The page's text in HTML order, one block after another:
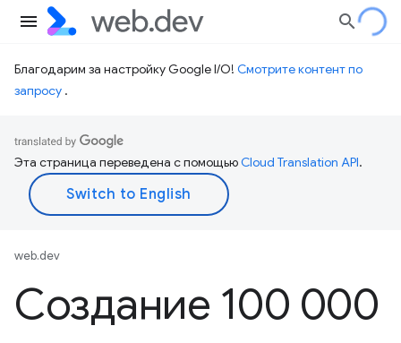
Благодарим за настройку Google I/O! Смотрите контент по
запросу .
Эта страница переведена с помощьюCloud Translation API.
web.dev
Создание 100 000